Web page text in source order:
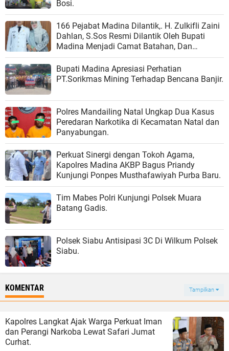
Bosi.
166 Pejabat Madina Dilantik,. H. Zulkifli Zaini
Dahlan, S.Sos Resmi Dilantik Oleh Bupati
Madina Menjadi Camat Batahan, Dan
Harapan Baru Bagi Kemajuan Kecamatan
Batahan.
Bupati Madina Apresiasi Perhatian
PT.Sorikmas Mining Terhadap Bencana Banjir.
Polres Mandailing Natal Ungkap Dua Kasus
Peredaran Narkotika di Kecamatan Natal dan
Panyabungan.
Perkuat Sinergi dengan Tokoh Agama,
Kapolres Madina AKBP Bagus Priandy
Kunjungi Ponpes Musthafawiyah Purba Baru.
Tim Mabes Polri Kunjungi Polsek Muara
Batang Gadis.
Polsek Siabu Antisipasi 3C Di Wilkum Polsek
Siabu.
KOMENTAR Tampilkan
Kapolres Langkat Ajak Warga Perkuat Iman
dan Perangi Narkoba Lewat Safari Jumat
Curhat.